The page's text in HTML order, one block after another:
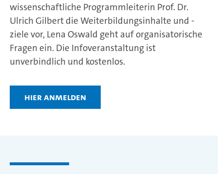
wissenschaftliche Programmleiterin Prof. Dr.
Ulrich Gilbert die Weiterbildungsinhalte und -
ziele vor, Lena Oswald geht auf organisatorische
Fragen ein. Die Infoveranstaltung ist
unverbindlich und kostenlos.
hier anmelden